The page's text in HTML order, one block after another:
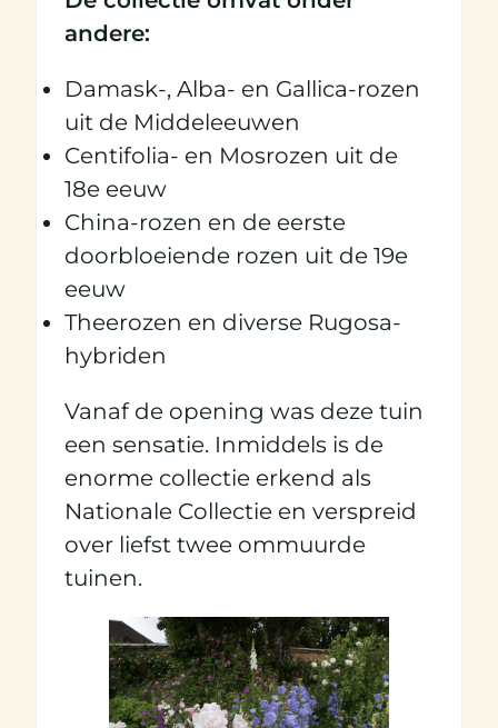
andere:
Damask-, Alba- en Gallica-rozen
uit de Middeleeuwen
Centifolia- en Mosrozen uit de
18e eeuw
China-rozen en de eerste
doorbloeiende rozen uit de 19e
eeuw
Theerozen en diverse Rugosa-
hybriden
Vanaf de opening was deze tuin
een sensatie. Inmiddels is de
enorme collectie erkend als
Nationale Collectie en verspreid
over liefst twee ommuurde
tuinen.